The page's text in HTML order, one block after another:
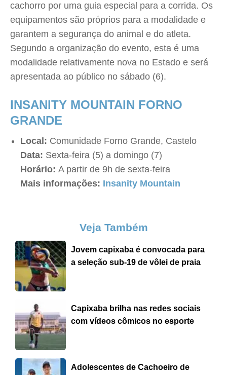
cachorro por uma guia especial para a corrida. Os
equipamentos são próprios para a modalidade e
garantem a segurança do animal e do atleta.
Segundo a organização do evento, esta é uma
modalidade relativamente nova no Estado e será
apresentada ao público no sábado (6).
INSANITY MOUNTAIN FORNO
GRANDE
Local: Comunidade Forno Grande, Castelo
Data: Sexta-feira (5) a domingo (7)
Horário: A partir de 9h de sexta-feira
Mais informações: Insanity Mountain
Veja Também
Jovem capixaba é convocada para
a seleção sub-19 de vôlei de praia
Capixaba brilha nas redes sociais
com vídeos cômicos no esporte
Adolescentes de Cachoeiro de